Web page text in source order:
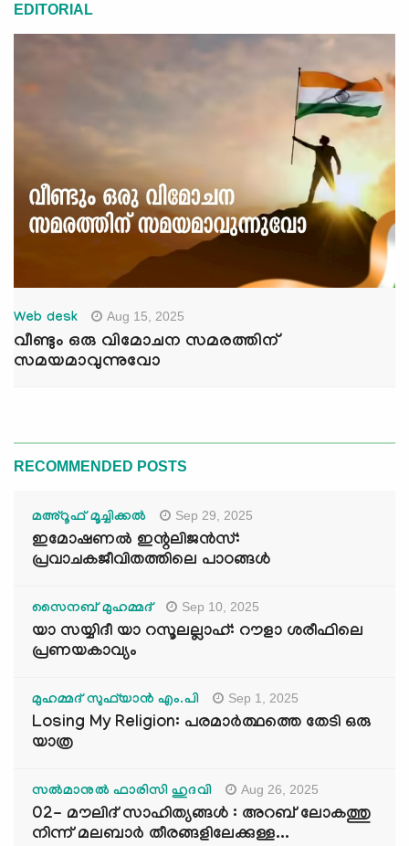
EDITORIAL
Web desk Aug 15, 2025
വീണ്ടും ഒരു വിമോചന സമരത്തിന്
സമയമാവുന്നുവോ
RECOMMENDED POSTS
മഅ്റൂഫ് മൂച്ചിക്കല്‍ Sep 29, 2025
ഇമോഷണൽ ഇന്റലിജൻസ്:
പ്രവാചകജീവിതത്തിലെ പാഠങ്ങൾ
സൈനബ് മുഹമ്മദ് Sep 10, 2025
യാ സയ്യിദീ യാ റസൂലല്ലാഹ്: റൗളാ ശരീഫിലെ
പ്രണയകാവ്യം
മുഹമ്മദ് സുഫ്‌യാൻ എം.പി Sep 1, 2025
Losing My Religion: പരമാർത്ഥത്തെ തേടി ഒരു
യാത്ര
സൽമാനുൽ ഫാരിസി ഹുദവി Aug 26, 2025
02- മൗലിദ് സാഹിത്യങ്ങൾ : അറബ് ലോകത്തു
നിന്ന് മലബാർ തീരങ്ങളിലേക്കുള്ള...